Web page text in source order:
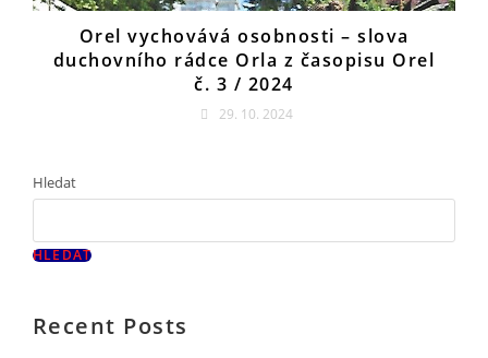
Orel vychovává osobnosti – slova
duchovního rádce Orla z časopisu Orel
č. 3 / 2024
29. 10. 2024
Hledat
HLEDAT
Recent Posts